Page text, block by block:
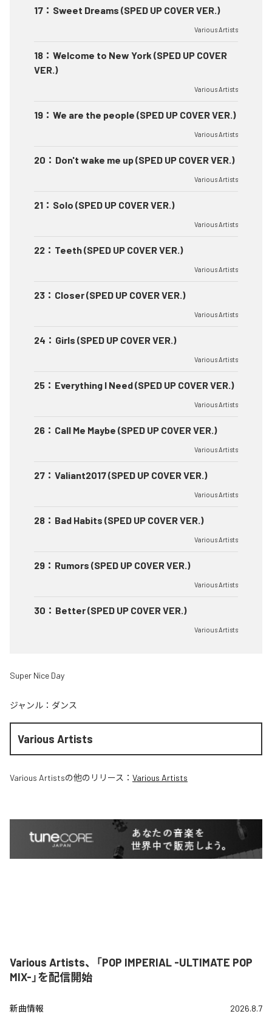
17 ： Sweet Dreams (SPED UP COVER VER.)
Various Artists
18 ： Welcome to New York (SPED UP COVER
VER.)
Various Artists
19 ： We are the people (SPED UP COVER VER.)
Various Artists
20 ： Don't wake me up (SPED UP COVER VER.)
Various Artists
21 ： Solo (SPED UP COVER VER.)
Various Artists
22 ： Teeth (SPED UP COVER VER.)
Various Artists
23 ： Closer (SPED UP COVER VER.)
Various Artists
24 ： Girls (SPED UP COVER VER.)
Various Artists
25 ： Everything I Need (SPED UP COVER VER.)
Various Artists
26 ： Call Me Maybe (SPED UP COVER VER.)
Various Artists
27 ： Valiant2017 (SPED UP COVER VER.)
Various Artists
28 ： Bad Habits (SPED UP COVER VER.)
Various Artists
29 ： Rumors (SPED UP COVER VER.)
Various Artists
30 ： Better (SPED UP COVER VER.)
Various Artists
Super Nice Day
ジャンル： ダンス
Various Artists
Various Artistsの他のリリース： Various Artists
Various Artists、「POP IMPERIAL -ULTIMATE POP
MIX-」を配信開始
新曲情報 2026.8.7